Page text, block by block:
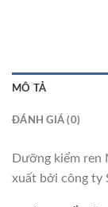
MÔ TẢ
ĐÁNH GIÁ (0)
Dưỡng kiểm ren
xuất bởi công ty